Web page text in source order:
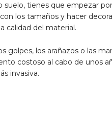
tienes que empezar
los tamaños y hacer
calidad del material.
golpes, los arañazos o las
costoso al cabo de unos
invasiva.